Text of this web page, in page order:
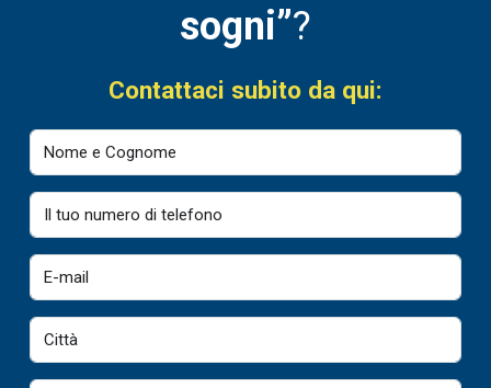
sogni”?
Contattaci subito da qui: